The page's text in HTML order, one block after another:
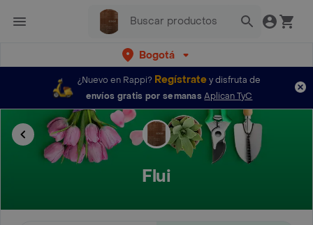
Bogotá
¿Nuevo en Rappi? Regístratey disfruta de
envíos gratis por semanas Aplican TyC
Flui